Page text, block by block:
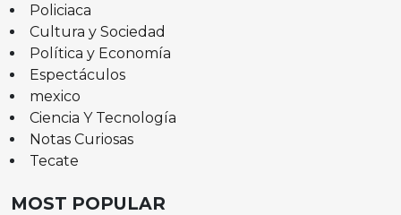
Policiaca
Cultura y Sociedad
Política y Economía
Espectáculos
mexico
Ciencia Y Tecnología
Notas Curiosas
Tecate
MOST POPULAR